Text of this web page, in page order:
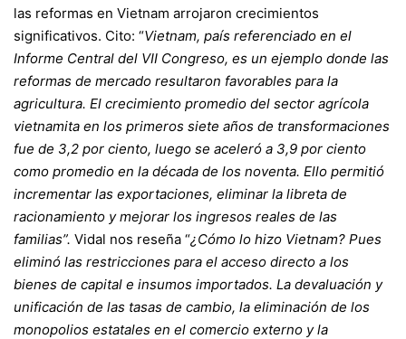
las reformas en Vietnam arrojaron crecimientos
significativos. Cito: “Vietnam, país referenciado en el
Informe Central del VII Congreso, es un ejemplo donde las
reformas de mercado resultaron favorables para la
agricultura. El crecimiento promedio del sector agrícola
vietnamita en los primeros siete años de transformaciones
fue de 3,2 por ciento, luego se aceleró a 3,9 por ciento
como promedio en la década de los noventa. Ello permitió
incrementar las exportaciones, eliminar la libreta de
racionamiento y mejorar los ingresos reales de las
familias”. Vidal nos reseña “¿Cómo lo hizo Vietnam? Pues
eliminó las restricciones para el acceso directo a los
bienes de capital e insumos importados. La devaluación y
unificación de las tasas de cambio, la eliminación de los
monopolios estatales en el comercio externo y la